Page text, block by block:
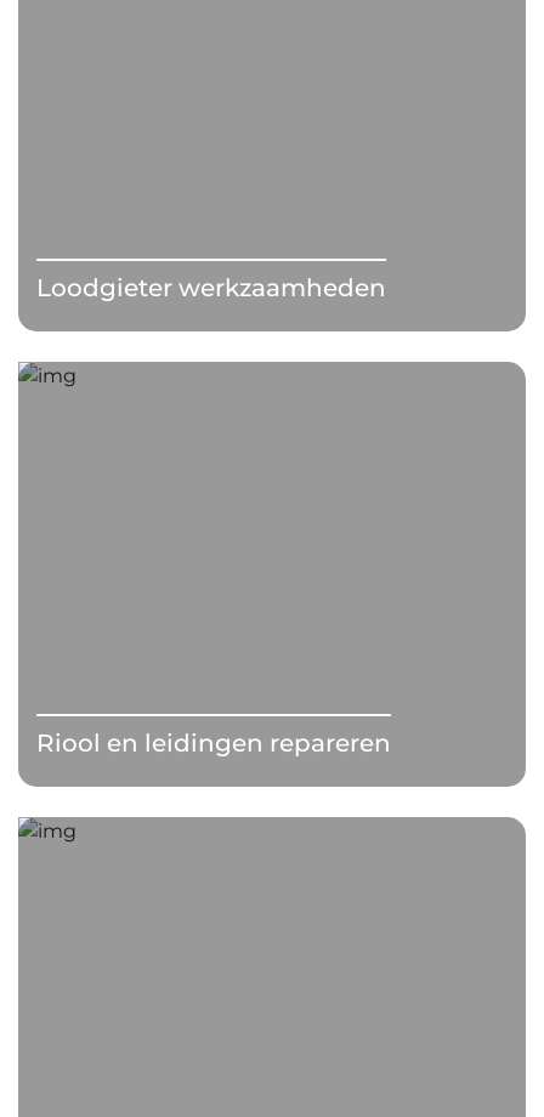
Loodgieter werkzaamheden
Riool en leidingen repareren